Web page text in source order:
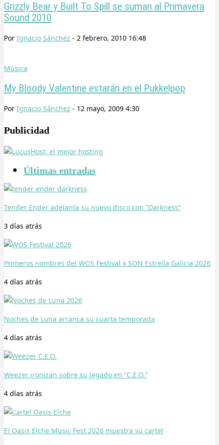
Grizzly Bear y Built To Spill se suman al Primavera
Sound 2010
Por Ignacio Sánchez - 2 febrero, 2010 16:48
Música
My Bloody Valentine estarán en el Pukkelpop
Por Ignacio Sánchez - 12 mayo, 2009 4:30
Publicidad
Últimas entradas
Tender Ender adelanta su nuevo disco con “Darkness”
3 días atrás
Primeros nombres del WOS Festival x SON Estrella Galicia 2026
4 días atrás
Noches de Luna arranca su cuarta temporada
4 días atrás
Weezer ironizan sobre su legado en “C.E.O.”
4 días atrás
El Oasis Elche Music Fest 2026 muestra su cartel